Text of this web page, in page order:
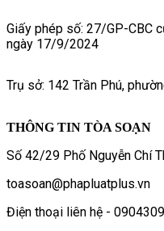
Giấy phép số: 27/GP-CBC
ngày 17/9/2024
Trụ sở: 142 Trần Phú,
THÔNG TIN TÒA SOẠN
Số 42/29 Phố Nguyễn Chí
toasoan@phapluatplus.vn
Điện thoại liên hệ -